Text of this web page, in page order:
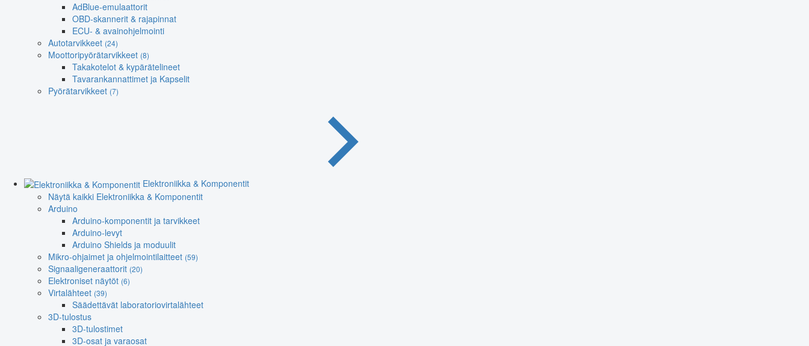
AdBlue-emulaattorit
OBD-skannerit & rajapinnat
ECU- & avainohjelmointi
Autotarvikkeet (24)
Moottoripyörätarvikkeet (8)
Takakotelot & kypärätelineet
Tavarankannattimet ja Kapselit
Pyörätarvikkeet (7)
Elektroniikka & Komponentit
Näytä kaikki Elektroniikka & Komponentit
Arduino
Arduino-komponentit ja tarvikkeet
Arduino-levyt
Arduino Shields ja moduulit
Mikro-ohjaimet ja ohjelmointilaitteet (59)
Signaaligeneraattorit (20)
Elektroniset näytöt (6)
Virtalähteet (39)
Säädettävät laboratoriovirtalähteet
3D-tulostus
3D-tulostimet
3D-osat ja varaosat